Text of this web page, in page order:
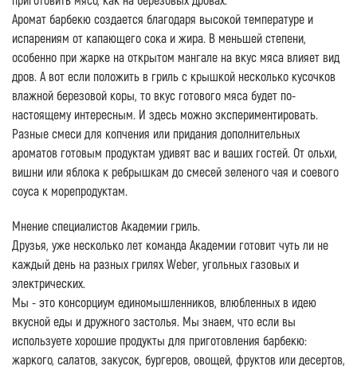
Аромат барбекю создается благодаря высокой температуре и
испарениям от капающего сока и жира. В меньшей степени,
особенно при жарке на открытом мангале на вкус мяса влияет вид
дров. А вот если положить в гриль с крышкой несколько кусочков
влажной березовой коры, то вкус готового мяса будет по-
настоящему интересным. И здесь можно экспериментировать.
Разные смеси для копчения или придания дополнительных
ароматов готовым продуктам удивят вас и ваших гостей. От ольхи,
вишни или яблока к ребрышкам до смесей зеленого чая и соевого
соуса к морепродуктам.
Мнение специалистов Академии гриль.
Друзья, уже несколько лет команда Академии готовит чуть ли не
каждый день на разных грилях Weber, угольных газовых и
электрических.
Мы - это консорциум единомышленников, влюбленных в идею
вкусной еды и дружного застолья. Мы знаем, что если вы
используете хорошие продукты для приготовления барбекю:
жаркого, салатов, закусок, бургеров, овощей, фруктов или десертов,